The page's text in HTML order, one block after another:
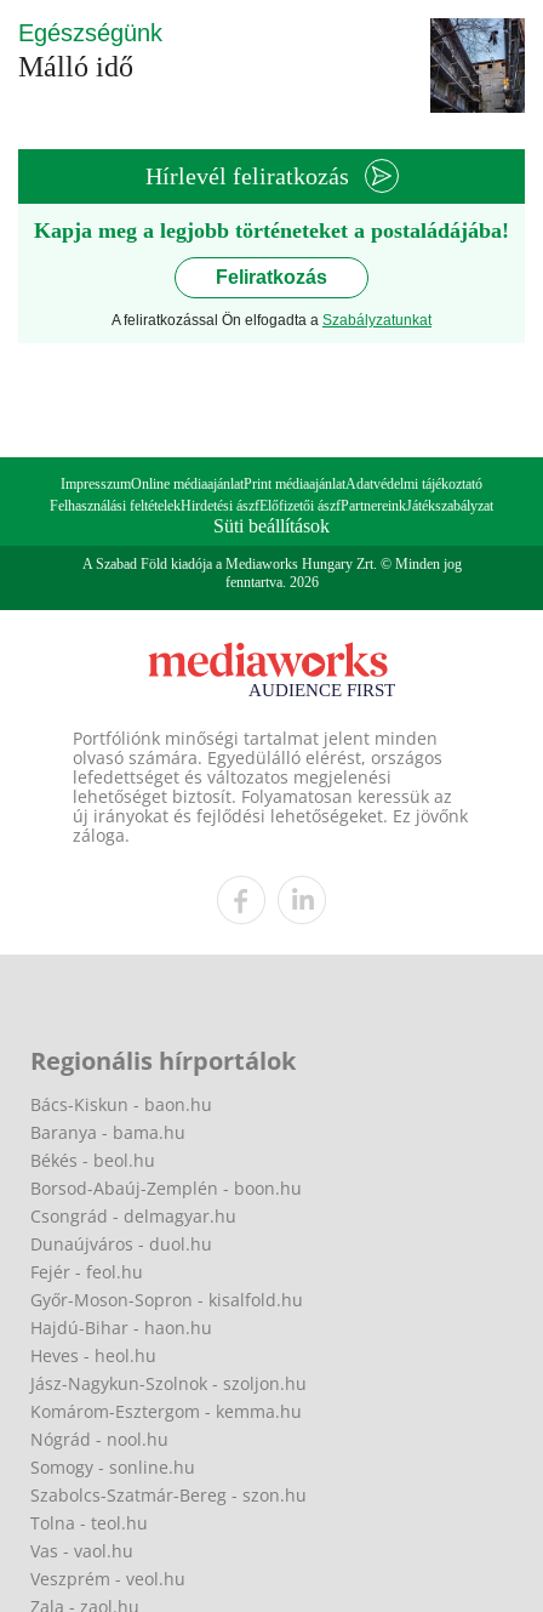
Egészségünk
Málló idő
Hírlevél feliratkozás
Kapja meg a legjobb történeteket a postaládájába!
Feliratkozás
A feliratkozással Ön elfogadta a Szabályzatunkat
ImpresszumOnline médiaajánlatPrint médiaajánlatAdatvédelmi tájékoztató
Felhasználási feltételekHirdetési ászfElőfizetői ászfPartnereinkJátékszabályzat
Süti beállítások
A Szabad Föld kiadója a Mediaworks Hungary Zrt. © Minden jog
fenntartva. 2026
Portfóliónk minőségi tartalmat jelent minden
olvasó számára. Egyedülálló elérést, országos
lefedettséget és változatos megjelenési
lehetőséget biztosít. Folyamatosan keressük az
új irányokat és fejlődési lehetőségeket. Ez jövőnk
záloga.
Regionális hírportálok
Bács-Kiskun - baon.hu
Baranya - bama.hu
Békés - beol.hu
Borsod-Abaúj-Zemplén - boon.hu
Csongrád - delmagyar.hu
Dunaújváros - duol.hu
Fejér - feol.hu
Győr-Moson-Sopron - kisalfold.hu
Hajdú-Bihar - haon.hu
Heves - heol.hu
Jász-Nagykun-Szolnok - szoljon.hu
Komárom-Esztergom - kemma.hu
Nógrád - nool.hu
Somogy - sonline.hu
Szabolcs-Szatmár-Bereg - szon.hu
Tolna - teol.hu
Vas - vaol.hu
Veszprém - veol.hu
Zala - zaol.hu